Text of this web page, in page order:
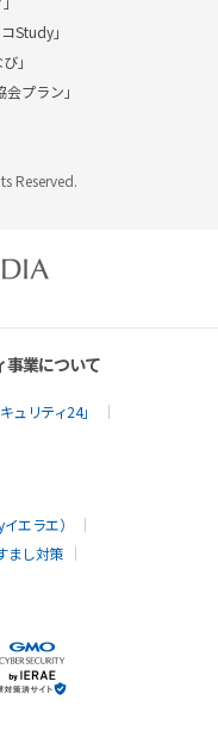
Study」
」
プラン」
Reserved.
事業について
ュリティ24」
エラエ）
まし対策